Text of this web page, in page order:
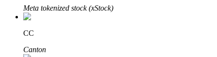
Stake Etmeyi Öğrenin
Meta tokenized stock (xStock)
CC
Canton